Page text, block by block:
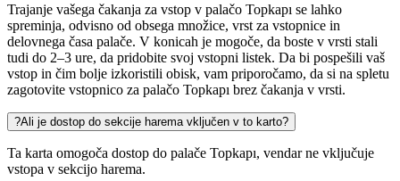
Trajanje vašega čakanja za vstop v palačo Topkapı se lahko
spreminja, odvisno od obsega množice, vrst za vstopnice in
delovnega časa palače. V konicah je mogoče, da boste v vrsti stali
tudi do 2–3 ure, da pridobite svoj vstopni listek. Da bi pospešili vaš
vstop in čim bolje izkoristili obisk, vam priporočamo, da si na spletu
zagotovite vstopnico za palačo Topkapı brez čakanja v vrsti.
?Ali je dostop do sekcije harema vključen v to karto?
Ta karta omogoča dostop do palače Topkapı, vendar ne vključuje
vstopa v sekcijo harema.